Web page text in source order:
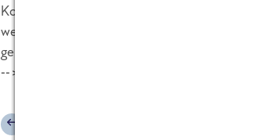
Kommentaren keine weitere
wenn dann Teilnahme an der Diskussion
gerne noch einmal aus unseren Blogregeln:
--> http://www.frostablog.de/bloginfo/